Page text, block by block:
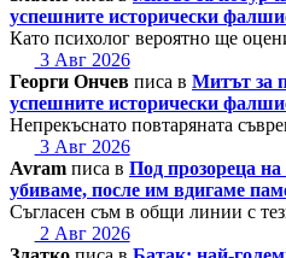
успешните исторически
Като психолог вероятно ще
3 Авг 2026
Георги Ончев писа в Митът за
успешните исторически
Непрекъснато повтаряната
3 Авг 2026
Avram писа в Под прозореца
убиваме, после им вдигаме
Съгласен съм в общи линии с
2 Авг 2026